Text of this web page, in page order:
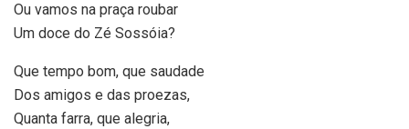
Ou vamos na praça roubar
Um doce do Zé Sossóia?
Que tempo bom, que saudade
Dos amigos e das proezas,
Quanta farra, que alegria,